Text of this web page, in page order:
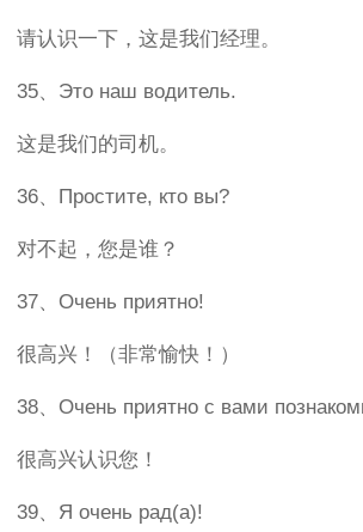
请认识一下，这是我们经理。
35、Это наш водитель.
这是我们的司机。
36、Простите, кто вы?
对不起，您是谁？
37、Очень приятно!
很高兴！（非常愉快！）
38、Очень приятно с вами
很高兴认识您！
39、Я очень рад(а)!